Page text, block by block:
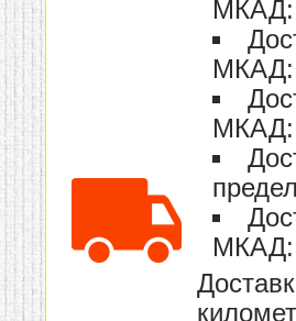
МКАД:
МКАД:
МКАД:
МКАД: